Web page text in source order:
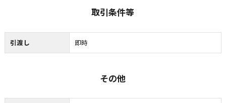
取引条件等
引渡し 即時
その他